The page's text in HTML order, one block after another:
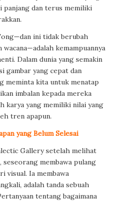
panjang dan terus memiliki
ini tidak berubah
kemampuannya
Dalam dunia yang semakin
gambar yang cepat dan
meminta kita untuk menatap
imbalan kepada mereka
karya yang memiliki nilai yang
tren apapun.
yang Belum Selesai
Gallery setelah melihat
membawa pulang
visual. Ia membawa
adalah tanda sebuah
tentang bagaimana